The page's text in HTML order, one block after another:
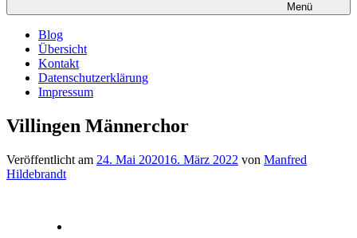
Menü
Blog
Übersicht
Kontakt
Datenschutzerklärung
Impressum
Villingen Männerchor
Veröffentlicht am 24. Mai 202016. März 2022 von Manfred
Hildebrandt